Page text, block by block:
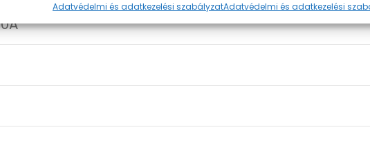
Adatvédelmi és adatkezelési szabályzatAdatvédelmi és adatkezelési